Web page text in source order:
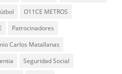
O11CE METROS
Patrocinadores
Carlos Matallanas
Seguridad Social